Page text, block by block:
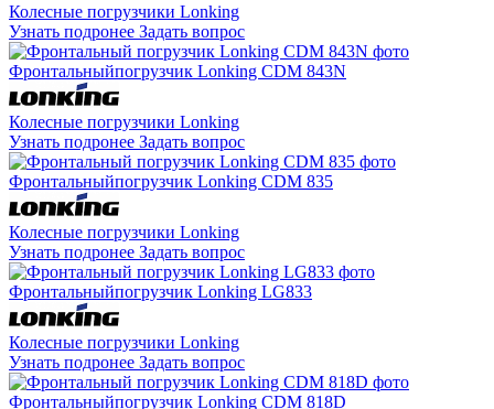
Колесные погрузчики Lonking
Узнать подронее Задать вопрос
Фронтальныйпогрузчик Lonking CDM 843N
Колесные погрузчики Lonking
Узнать подронее Задать вопрос
Фронтальныйпогрузчик Lonking CDM 835
Колесные погрузчики Lonking
Узнать подронее Задать вопрос
Фронтальныйпогрузчик Lonking LG833
Колесные погрузчики Lonking
Узнать подронее Задать вопрос
Фронтальныйпогрузчик Lonking CDM 818D